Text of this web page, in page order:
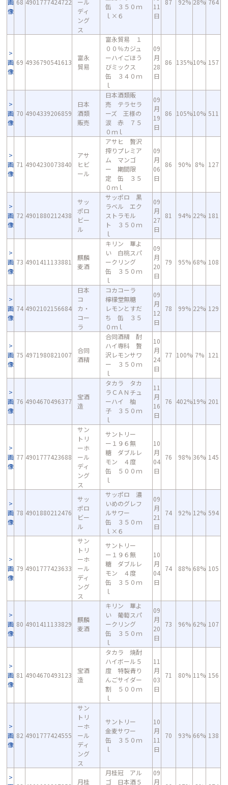
画
像
68 4901777424722
ール
ディ
ング
ス
缶 ３５０ｍ
ｌ×６
11
日
87 92% 28% 764
画
像
69 4936790541613
富永
貿易
富永貿易 １
００％カジュ
ーハイごほう
びミックス
缶 ３４０ｍ
ｌ
09
月
28
日
86 135%10% 157
画
像
70 4904339206859
日本
酒類
販売
日本酒類販
売 テラセラ
ーズ 王様の
涙 赤 ７５
０ｍｌ
09
月
19
日
86 105%10% 511
画
像
71 4904230073840
アサ
ヒビ
ール
アサヒ 贅沢
搾りプレミア
ム マンゴ
ー 期間限
定 缶 ３５
０ｍｌ
09
月
06
日
86 90% 8% 127
画
像
72 4901880212438
サッ
ポロ
ビー
ル
サッポロ 黒
ラベル エク
ストラモル
ト ３５０ｍ
ｌ
09
月
27
日
81 94% 22% 181
画
像
73 4901411133881
麒麟
麦酒
キリン 華よ
い 白桃スパ
ークリング
缶 ３５０ｍ
ｌ
09
月
20
日
79 95% 68% 108
画
像
74 4902102156684
日本
コ
カ・
コー
ラ
コカコーラ
檸檬堂無糖
レモンとすだ
ち 缶 ３５
０ｍｌ
09
月
12
日
78 99% 22% 129
画
像
75 4971980821007
合同
酒精
合同酒精 酎
ハイ専科 贅
沢レモンサワ
ー ３５０ｍ
ｌ
10
月
24
日
77 100% 7% 121
画
像
76 4904670496377
宝酒
造
タカラ タカ
ラＣＡＮチュ
ーハイ 柚
子 ３５０ｍ
ｌ
11
月
16
日
76 402%19% 201
画
像
77 4901777423688
サン
トリ
ーホ
ール
ディ
ング
ス
サントリー
ー１９６無
糖 ダブルレ
モン ４度
缶 ５００ｍ
ｌ
10
月
04
日
76 98% 36% 145
画
像
78 4901880212476
サッ
ポロ
ビー
ル
サッポロ 濃
いめのグレフ
ルサワー
缶 ３５０ｍ
ｌ×６
09
月
21
日
74 92% 12% 594
画
像
79 4901777423633
サン
トリ
ーホ
ール
ディ
ング
ス
サントリー
ー１９６無
糖 ダブルレ
モン ４度
缶 ３５０ｍ
ｌ
10
月
04
日
74 88% 68% 105
画
像
80 4901411133829
麒麟
麦酒
キリン 華よ
い 葡萄スパ
ークリング
缶 ３５０ｍ
ｌ
09
月
20
日
73 96% 62% 107
画
像
81 4904670493123
宝酒
造
タカラ 焼酎
ハイボール５
度 特製青り
んごサイダー
割 ５００ｍ
ｌ
11
月
03
日
71 80% 11% 156
画
像
82 4901777424555
サン
トリ
ーホ
ール
ディ
ング
ス
サントリー
金麦サワー
缶 ３５０ｍ
ｌ
10
月
11
日
70 93% 66% 138
月桂
月桂冠 アル
ゴ 日本酒５
09
月